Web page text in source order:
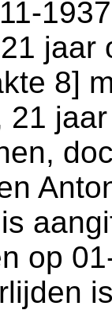
jaar
8]
21
,
op